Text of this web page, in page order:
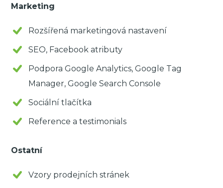
Marketing
Rozšířená marketingová nastavení
SEO, Facebook atributy
Podpora Google Analytics, Google Tag
Manager, Google Search Console
Sociální tlačítka
Reference a testimonials
Ostatní
Vzory prodejních stránek